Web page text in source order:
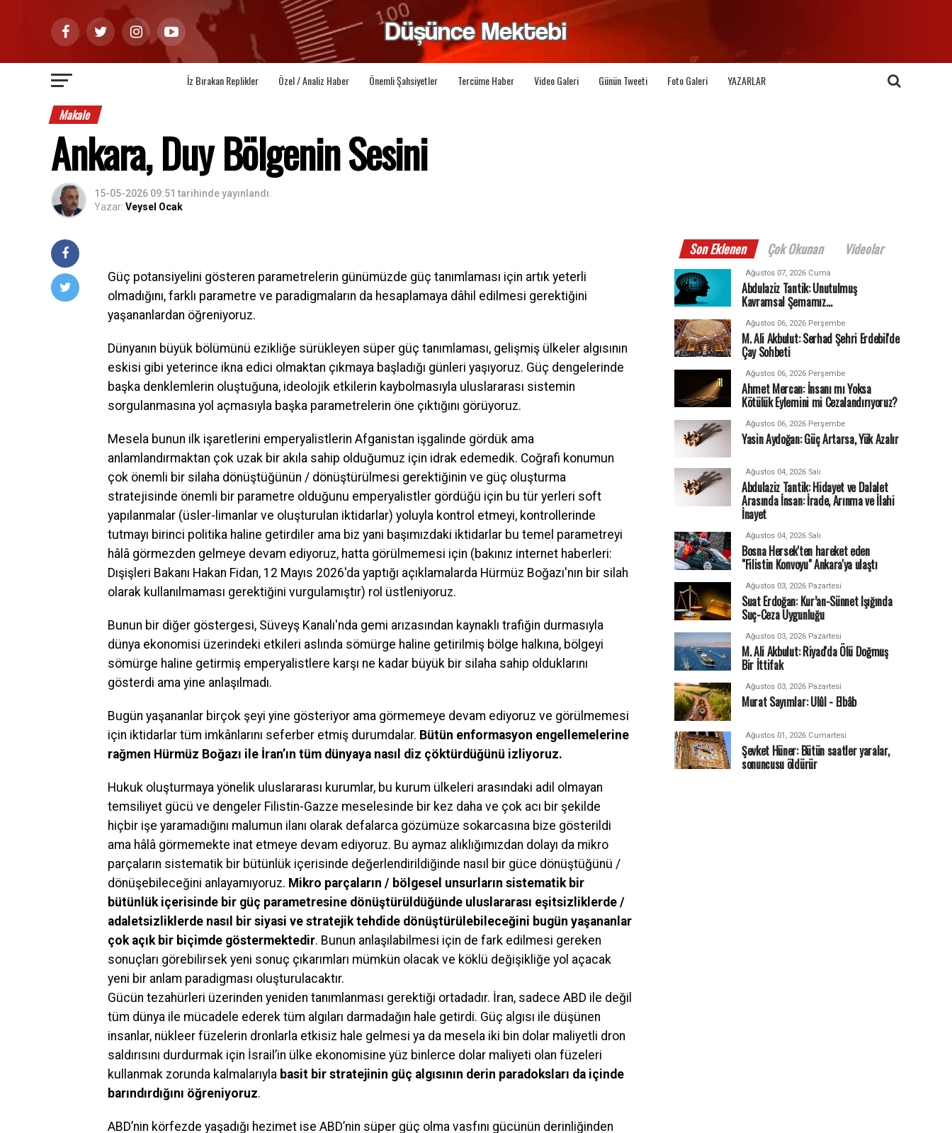
İz Bırakan Replikler Özel / Analiz Haber Önemli Şahsiyetler Tercüme Haber Video Galeri Günün Tweeti Foto Galeri YAZARLAR
Makale
Ankara, Duy Bölgenin Sesini
15-05-2026 09:51 tarihinde yayınlandı.
Yazar: Veysel Ocak
Güç potansiyelini gösteren parametrelerin günümüzde güç tanımlaması için artık yeterli
olmadığını, farklı parametre ve paradigmaların da hesaplamaya dâhil edilmesi gerektiğini
yaşananlardan öğreniyoruz.
Dünyanın büyük bölümünü ezikliğe sürükleyen süper güç tanımlaması, gelişmiş ülkeler algısının
eskisi gibi yeterince ikna edici olmaktan çıkmaya başladığı günleri yaşıyoruz. Güç dengelerinde
başka denklemlerin oluştuğuna, ideolojik etkilerin kaybolmasıyla uluslararası sistemin
sorgulanmasına yol açmasıyla başka parametrelerin öne çıktığını görüyoruz.
Mesela bunun ilk işaretlerini emperyalistlerin Afganistan işgalinde gördük ama
anlamlandırmaktan çok uzak bir akıla sahip olduğumuz için idrak edemedik. Coğrafi konumun
çok önemli bir silaha dönüştüğünün / dönüştürülmesi gerektiğinin ve güç oluşturma
stratejisinde önemli bir parametre olduğunu emperyalistler gördüğü için bu tür yerleri soft
yapılanmalar (üsler-limanlar ve oluşturulan iktidarlar) yoluyla kontrol etmeyi, kontrollerinde
tutmayı birinci politika haline getirdiler ama biz yani başımızdaki iktidarlar bu temel parametreyi
hâlâ görmezden gelmeye devam ediyoruz, hatta görülmemesi için (bakınız internet haberleri:
Dışişleri Bakanı Hakan Fidan, 12 Mayıs 2026'da yaptığı açıklamalarda Hürmüz Boğazı'nın bir silah
olarak kullanılmaması gerektiğini vurgulamıştır) rol üstleniyoruz.
Bunun bir diğer göstergesi, Süveyş Kanalı'nda gemi arızasından kaynaklı trafiğin durmasıyla
dünya ekonomisi üzerindeki etkileri aslında sömürge haline getirilmiş bölge halkına, bölgeyi
sömürge haline getirmiş emperyalistlere karşı ne kadar büyük bir silaha sahip olduklarını
gösterdi ama yine anlaşılmadı.
Bugün yaşananlar birçok şeyi yine gösteriyor ama görmemeye devam ediyoruz ve görülmemesi
için iktidarlar tüm imkânlarını seferber etmiş durumdalar. Bütün enformasyon engellemelerine
rağmen Hürmüz Boğazı ile İran’ın tüm dünyaya nasıl diz çöktürdüğünü izliyoruz.
Hukuk oluşturmaya yönelik uluslararası kurumlar, bu kurum ülkeleri arasındaki adil olmayan
temsiliyet gücü ve dengeler Filistin-Gazze meselesinde bir kez daha ve çok acı bir şekilde
hiçbir işe yaramadığını malumun ilanı olarak defalarca gözümüze sokarcasına bize gösterildi
ama hâlâ görmemekte inat etmeye devam ediyoruz. Bu aymaz alıklığımızdan dolayı da mikro
parçaların sistematik bir bütünlük içerisinde değerlendirildiğinde nasıl bir güce dönüştüğünü /
dönüşebileceğini anlayamıyoruz. Mikro parçaların / bölgesel unsurların sistematik bir
bütünlük içerisinde bir güç parametresine dönüştürüldüğünde uluslararası eşitsizliklerde /
adaletsizliklerde nasıl bir siyasi ve stratejik tehdide dönüştürülebileceğini bugün yaşananlar
çok açık bir biçimde göstermektedir. Bunun anlaşılabilmesi için de fark edilmesi gereken
sonuçları görebilirsek yeni sonuç çıkarımları mümkün olacak ve köklü değişikliğe yol açacak
yeni bir anlam paradigması oluşturulacaktır.
Gücün tezahürleri üzerinden yeniden tanımlanması gerektiği ortadadır. İran, sadece ABD ile değil
tüm dünya ile mücadele ederek tüm algıları darmadağın hale getirdi. Güç algısı ile düşünen
insanlar, nükleer füzelerin dronlarla etkisiz hale gelmesi ya da mesela iki bin dolar maliyetli dron
saldırısını durdurmak için İsrail’in ülke ekonomisine yüz binlerce dolar maliyeti olan füzeleri
kullanmak zorunda kalmalarıyla basit bir stratejinin güç algısının derin paradoksları da içinde
barındırdığını öğreniyoruz.
ABD’nin körfezde yaşadığı hezimet ise ABD’nin süper güç olma vasfını gücünün derinliğinden
Son Eklenen Çok Okunan Videolar
Ağustos 07, 2026 Cuma
Abdulaziz Tantik: Unutulmuş
Kavramsal Şemamız…
Ağustos 06, 2026 Perşembe
M. Ali Akbulut: Serhad Şehri Erdebil'de
Çay Sohbeti
Ağustos 06, 2026 Perşembe
Ahmet Mercan: İnsanı mı Yoksa
Kötülük Eylemini mi Cezalandırıyoruz?
Ağustos 06, 2026 Perşembe
Yasin Aydoğan: Güç Artarsa, Yük Azalır
Ağustos 04, 2026 Salı
Abdulaziz Tantik: Hidayet ve Dalalet
Arasında İnsan: İrade, Arınma ve İlahi
İnayet
Ağustos 04, 2026 Salı
Bosna Hersek'ten hareket eden
"Filistin Konvoyu" Ankara'ya ulaştı
Ağustos 03, 2026 Pazartesi
Suat Erdoğan: Kur’an-Sünnet Işığında
Suç-Ceza Uygunluğu
Ağustos 03, 2026 Pazartesi
M. Ali Akbulut: Riyad'da Ölü Doğmuş
Bir İttifak
Ağustos 03, 2026 Pazartesi
Murat Sayımlar: Ulûl - Elbâb
Ağustos 01, 2026 Cumartesi
Şevket Hüner: Bütün saatler yaralar,
sonuncusu öldürür